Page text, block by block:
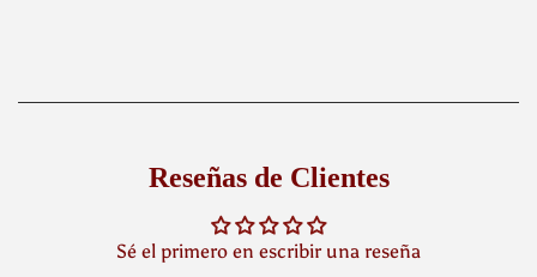
Reseñas de Clientes
Sé el primero en escribir una reseña